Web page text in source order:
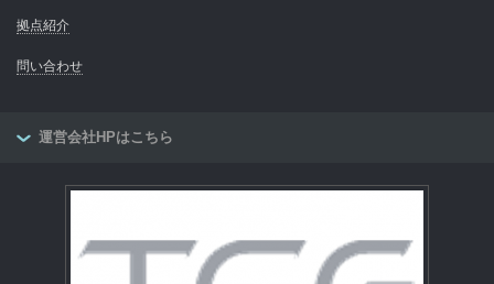
拠点紹介
問い合わせ
運営会社HPはこちら